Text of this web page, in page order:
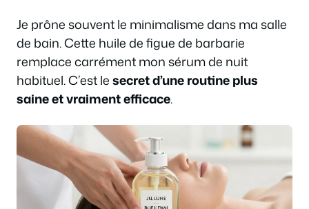
Je prône souvent le minimalisme dans ma salle
de bain. Cette huile de figue de barbarie
remplace carrément mon sérum de nuit
habituel. C’est lesecret d’une routine plus
saine et vraiment efficace.